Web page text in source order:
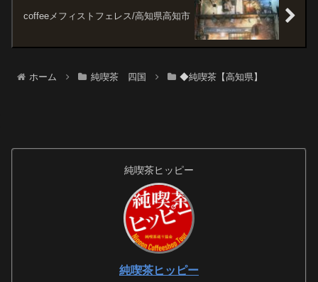
coffeeメフィストフェレス/高知県高知市
ホーム 純喫茶 四国 ◆純喫茶【高知県】
純喫茶ヒッピー
純喫茶ヒッピー